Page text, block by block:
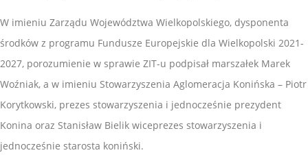
W imieniu Zarządu Województwa Wielkopolskiego, dysponenta
środków z programu Fundusze Europejskie dla Wielkopolski 2021-
2027, porozumienie w sprawie ZIT-u podpisał marszałek Marek
Woźniak, a w imieniu Stowarzyszenia Aglomeracja Konińska – Piotr
Korytkowski, prezes stowarzyszenia i jednocześnie prezydent
Konina oraz Stanisław Bielik wiceprezes stowarzyszenia i
jednocześnie starosta koniński.